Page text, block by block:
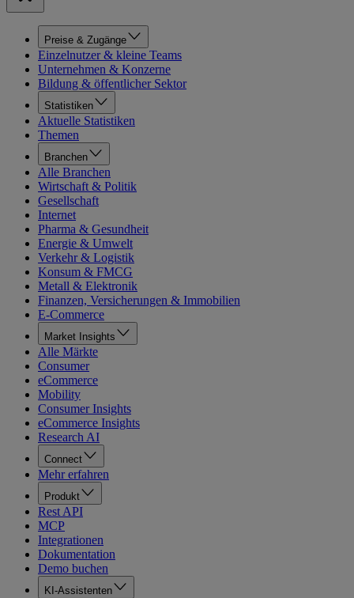
Preise & Zugänge
Einzelnutzer & kleine Teams
Unternehmen & Konzerne
Bildung & öffentlicher Sektor
Statistiken
Aktuelle Statistiken
Themen
Branchen
Alle Branchen
Wirtschaft & Politik
Gesellschaft
Internet
Pharma & Gesundheit
Energie & Umwelt
Verkehr & Logistik
Konsum & FMCG
Metall & Elektronik
Finanzen, Versicherungen & Immobilien
E-Commerce
Market Insights
Alle Märkte
Consumer
eCommerce
Mobility
Consumer Insights
eCommerce Insights
Research AI
Connect
Mehr erfahren
Produkt
Rest API
MCP
Integrationen
Dokumentation
Demo buchen
KI-Assistenten